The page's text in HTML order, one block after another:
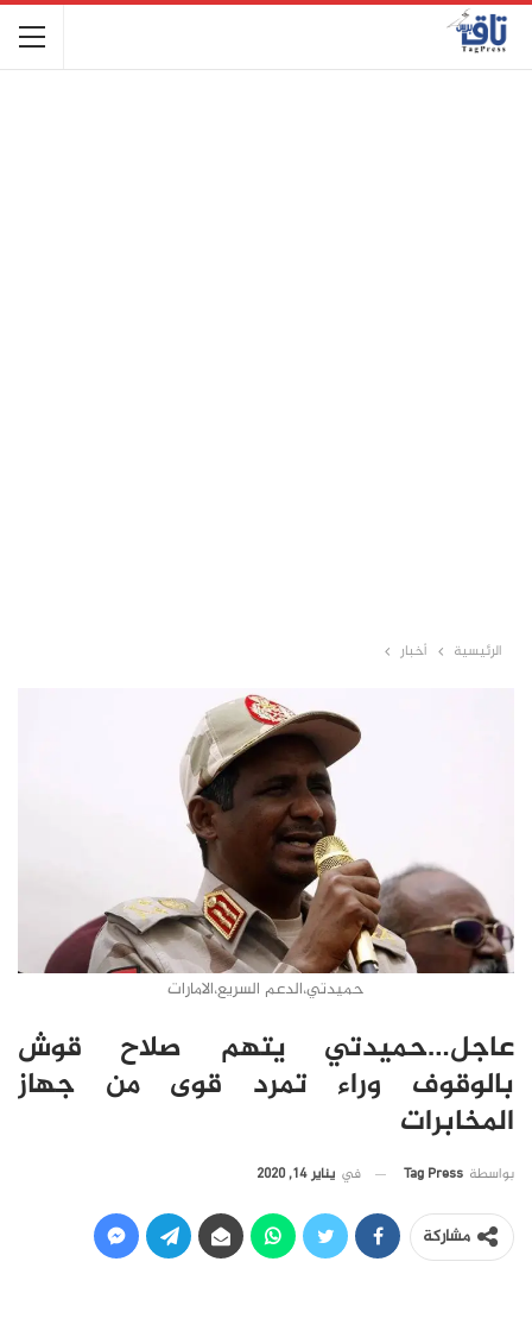
الرئيسية أخبار
حميدتي،الدعم السريع،الامارات
عاجل…حميدتي يتهم صلاح قوش
بالوقوف وراء تمرد قوى من جهاز
المخابرات
بواسطة Tag Press في يناير 14, 2020
مشاركة